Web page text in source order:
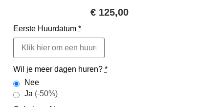
€ 125,00
Eerste Huurdatum *
Wil je meer dagen huren? *
Nee
Ja (-50%)